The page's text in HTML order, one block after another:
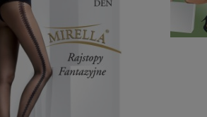
do koszyka